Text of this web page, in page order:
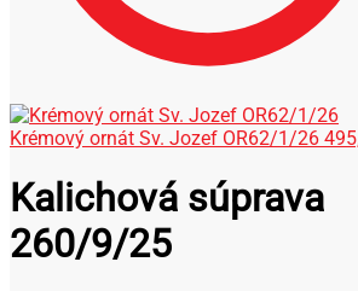
Krémový ornát Sv. Jozef OR62/1/26
Kalichová súprava
260/9/25